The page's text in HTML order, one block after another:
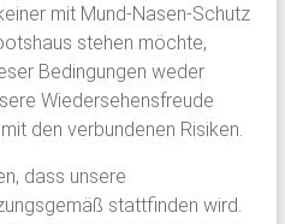
mit Mund-Nasen-Schutz
stehen möchte,
Bedingungen weder
Wiedersehensfreude
den verbundenen Risiken.
dass unsere
stattfinden wird.